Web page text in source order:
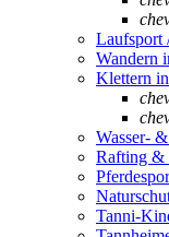
Laufsport
Wandern
Klettern
Wasser-
Rafting &
Tanni-